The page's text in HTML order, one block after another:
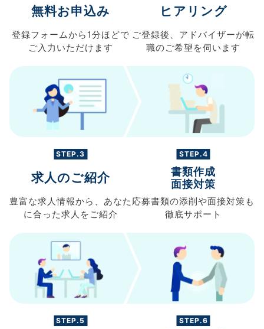
無料お申込み
登録フォームから 1分ほどで
ご入力 いただけます
ヒアリング
ご登録後、 アドバイザーが転
職のご希望を伺います
STEP.3
求人のご紹介
豊富な求人情報から、 あなた
に合った求人を ご紹介
STEP.4
書類作成
面接対策
応募書類の添削や面接対策も
徹底サポート
STEP.5 STEP.6